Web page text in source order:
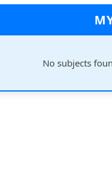
No subjects